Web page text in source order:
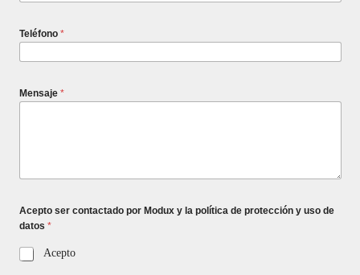
Teléfono *
Mensaje *
Acepto ser contactado por Modux y la política de protección y uso de
datos *
Acepto